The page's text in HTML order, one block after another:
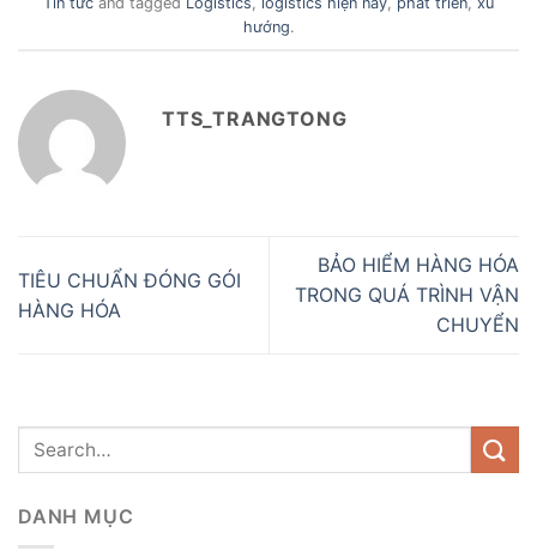
hướng.
TTS_TRANGTONG
TIÊU CHUẨN ĐÓNG GÓI
HÀNG HÓA
BẢO HIỂM HÀNG HÓA
TRONG QUÁ TRÌNH VẬN
CHUYỂN
DANH MỤC